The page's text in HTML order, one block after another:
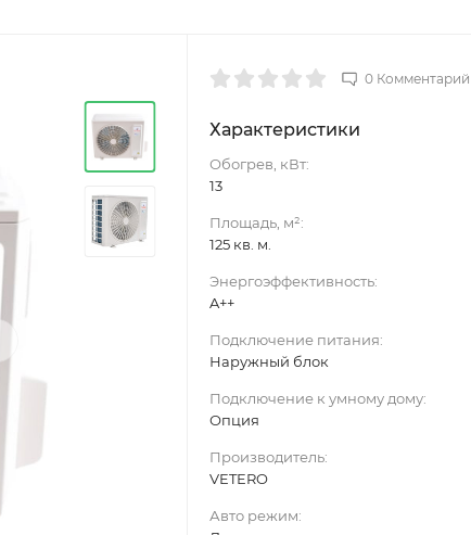
0 Комментарий
Характеристики
Обогрев, кВт:
13
Площадь, м²:
125 кв. м.
Энергоэффективность:
A++
Подключение питания:
Наружный блок
Подключение к умному дому:
Опция
Производитель:
VETERO
Авто режим: